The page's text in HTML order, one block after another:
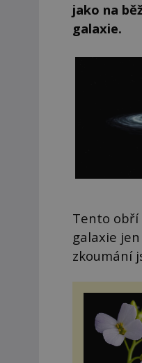
jako na
galaxie.
Tento obří
galaxie
zkoumání